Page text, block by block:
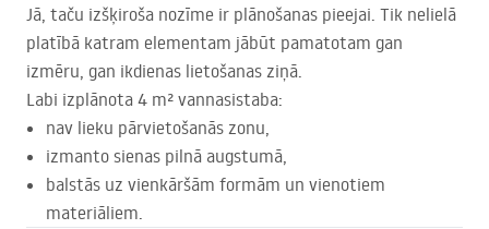
Jā, taču izšķiroša nozīme ir plānošanas pieejai. Tik nelielā
platībā katram elementam jābūt pamatotam gan
izmēru, gan ikdienas lietošanas ziņā.
Labi izplānota 4 m² vannasistaba:
nav lieku pārvietošanās zonu,
izmanto sienas pilnā augstumā,
balstās uz vienkāršām formām un vienotiem
materiāliem.